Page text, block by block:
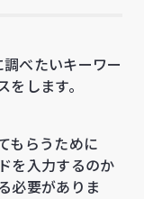
べたいキーワー
します。
もらうために
を入力するのか
必要がありま